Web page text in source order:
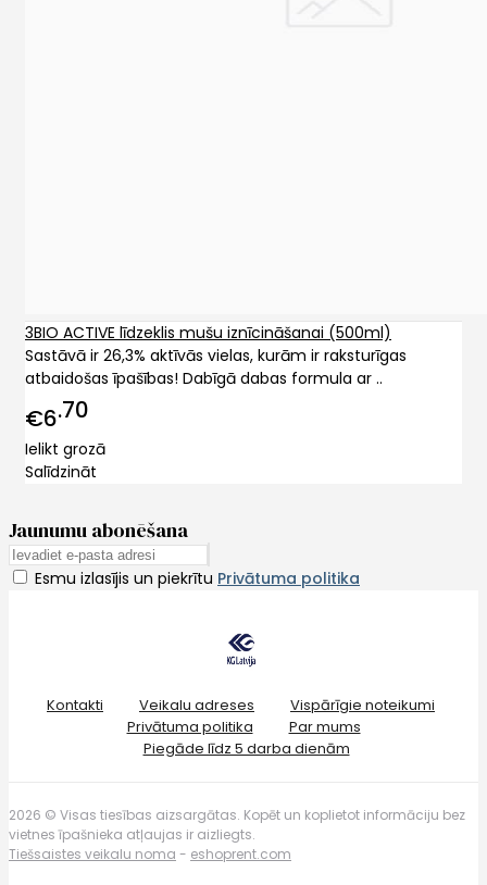
3BIO ACTIVE līdzeklis mušu iznīcināšanai (500ml)
Sastāvā ir 26,3% aktīvās vielas, kurām ir raksturīgas
atbaidošas īpašības! Dabīgā dabas formula ar ..
€6 70
Ielikt grozā
Salīdzināt
Jaunumu abonēšana
Esmu izlasījis un piekrītu Privātuma politika
Kontakti Veikalu adreses
Vispārīgie noteikumi
Privātuma politika
Par mums
Piegāde līdz 5 darba dienām
2026 © Visas tiesības aizsargātas. Kopēt un koplietot informāciju bez
vietnes īpašnieka atļaujas ir aizliegts.
Tiešsaistes veikalu noma - eshoprent.com